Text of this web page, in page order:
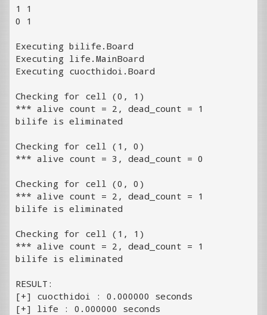
1 1
0 1
Executing bilife.Board
Executing life.MainBoard
Executing cuocthidoi.Board
Checking for cell (0, 1)
*** alive count = 2, dead_count = 1
bilife is eliminated
Checking for cell (1, 0)
*** alive count = 3, dead_count = 0
Checking for cell (0, 0)
*** alive count = 2, dead_count = 1
bilife is eliminated
Checking for cell (1, 1)
*** alive count = 2, dead_count = 1
bilife is eliminated
RESULT:
[+] cuocthidoi : 0.000000 seconds
[+] life : 0.000000 seconds